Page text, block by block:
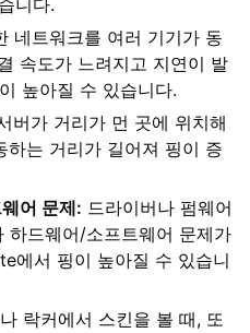
니다.
네트워크를 여러 기기가 동
속도가 느려지고 지연이 발
높아질 수 있습니다.
버가 거리가 먼 곳에 위치해
하는 거리가 길어져 핑이 증
어 문제: 드라이버나 펌웨어
하드웨어/소프트웨어 문제가
에서 핑이 높아질 수 있습니
락커에서 스킨을 볼 때, 또